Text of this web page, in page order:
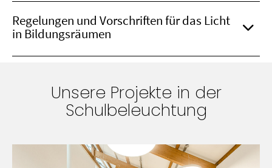
Regelungen und Vorschriften für das Licht
in Bildungsräumen
Unsere Projekte in der
Schulbeleuchtung